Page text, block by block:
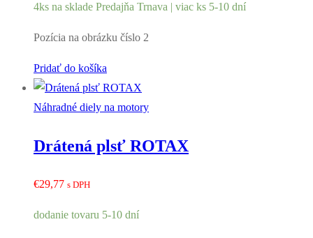
bola:
€17,54.
je:
€13,90.
4ks na sklade Predajňa Trnava | viac ks 5-10 dní
Pozícia na obrázku číslo 2
Pridať do košíka
Náhradné diely na motory
Drátená plsť ROTAX
€29,77 s DPH
dodanie tovaru 5-10 dní